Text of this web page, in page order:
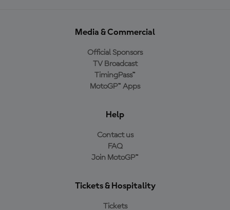
Media & Commercial
Official Sponsors
TV Broadcast
TimingPass™
MotoGP™ Apps
Help
Contact us
FAQ
Join MotoGP™
Tickets & Hospitality
Tickets